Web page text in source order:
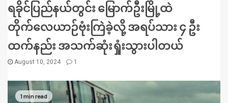
ရခိုင်ပြည်နယ်တွင်း မြောက်ဦးမြို့ထဲ
တိုက်လေယာဉ်ဗုံးကြဲခဲ့လို့ အရပ်သား ၄ ဦး
ထက်နည်း အသက်ဆုံးရှုံးသွားပါတယ်
August 10, 2024 1
1 min read